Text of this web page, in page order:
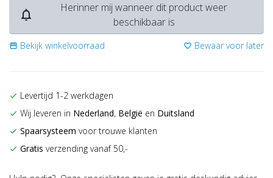
notifications_none
Herinner mij wanneer dit product weer
beschikbaar is
storefront Bekijk winkelvoorraad favorite_border Bewaar voor later
check Levertijd 1-2 werkdagen
check Wij leveren in Nederland, België en Duitsland
check Spaarsysteem voor trouwe klanten
check Gratis verzending vanaf 50,-